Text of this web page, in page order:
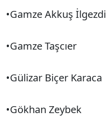
•Gamze Akkuş İlgezdi
•Gamze Taşcıer
•Gülizar Biçer Karaca
•Gökhan Zeybek